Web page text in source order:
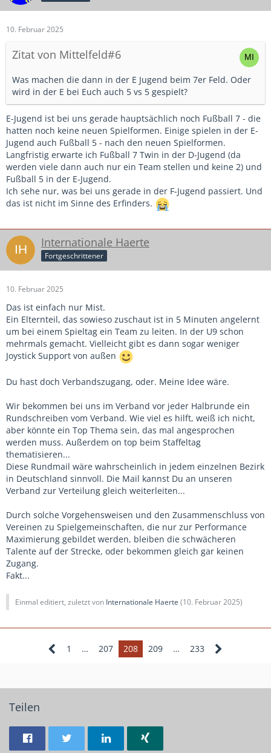
10. Februar 2025
Zitat von Mittelfeld#6
Was machen die dann in der E Jugend beim 7er Feld. Oder
wird in der E bei Euch auch 5 vs 5 gespielt?
E-Jugend ist bei uns gerade hauptsächlich noch Fußball 7 - die
hatten noch keine neuen Spielformen. Einige spielen in der E-
Jugend auch Fußball 5 - nach den neuen Spielformen.
Langfristig erwarte ich Fußball 7 Twin in der D-Jugend (da
werden viele dann auch nur ein Team stellen und keine 2) und
Fußball 5 in der E-Jugend.
Ich sehe nur, was bei uns gerade in der F-Jugend passiert. Und
das ist nicht im Sinne des Erfinders.
Internationale Haerte
Fortgeschrittener
10. Februar 2025
Das ist einfach nur Mist.
Ein Elternteil, das sowieso zuschaut ist in 5 Minuten angelernt
um bei einem Spieltag ein Team zu leiten. In der U9 schon
mehrmals gemacht. Vielleicht gibt es dann sogar weniger
Joystick Support von außen
Du hast doch Verbandszugang, oder. Meine Idee wäre.
Wir bekommen bei uns im Verband vor jeder Halbrunde ein
Rundschreiben vom Verband. Wie viel es hilft, weiß ich nicht,
aber könnte ein Top Thema sein, das mal angesprochen
werden muss. Außerdem on top beim Staffeltag
thematisieren...
Diese Rundmail wäre wahrscheinlich in jedem einzelnen Bezirk
in Deutschland sinnvoll. Die Mail kannst Du an unseren
Verband zur Verteilung gleich weiterleiten...
Durch solche Vorgehensweisen und den Zusammenschluss von
Vereinen zu Spielgemeinschaften, die nur zur Performance
Maximierung gebildet werden, bleiben die schwächeren
Talente auf der Strecke, oder bekommen gleich gar keinen
Zugang.
Fakt...
Einmal editiert, zuletzt von Internationale Haerte (10. Februar 2025)
1 … 207 208 209 … 233
Teilen